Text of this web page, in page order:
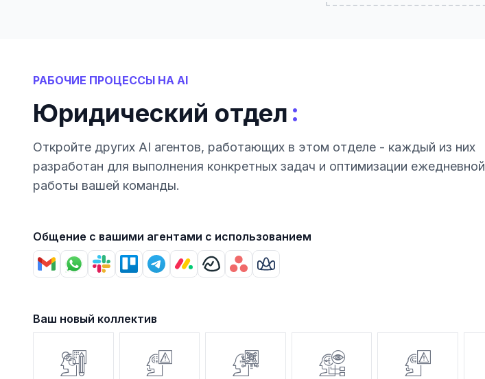
РАБОЧИЕ ПРОЦЕССЫ НА AI
Юридический отдел :
Откройте других AI агентов, работающих в этом отделе - каждый из них
разработан для выполнения конкретных задач и оптимизации ежедневной
работы вашей команды.
Общение с вашими агентами с использованием
Ваш новый коллектив